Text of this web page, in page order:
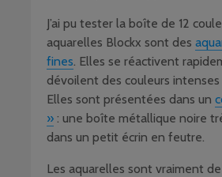
J’ai pu tester la boîte de 12
aquarelles Blockx sont des
fines. Elles se réactivent
dévoilent des couleurs
Elles sont présentées dans un
» : une boîte métallique noire
dans un petit écrin en feutre.
Les aquarelles sont vraiment